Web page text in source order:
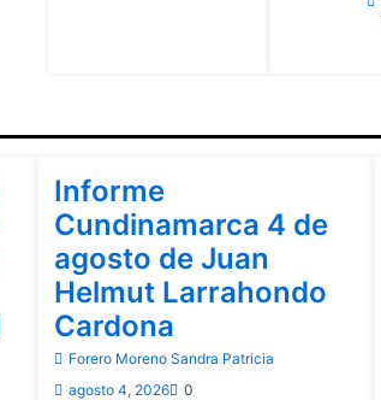
Informe
Cundinamarca 4 de
agosto de Juan
Helmut Larrahondo
Cardona
Forero Moreno Sandra Patricia
agosto 4, 2026
0